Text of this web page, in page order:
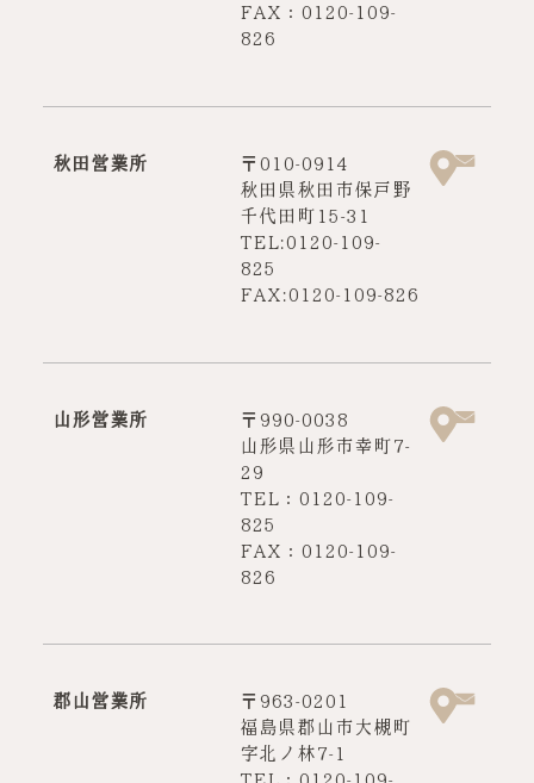
FAX：0120-109-
826
秋田営業所
〒010-0914
秋田県秋田市保戸野
千代田町15-31
TEL:0120-109-
825
FAX:0120-109-826
山形営業所
〒990-0038
山形県山形市幸町7-
29
TEL：0120-109-
825
FAX：0120-109-
826
郡山営業所
〒963-0201
福島県郡山市大槻町
字北ノ林7-1